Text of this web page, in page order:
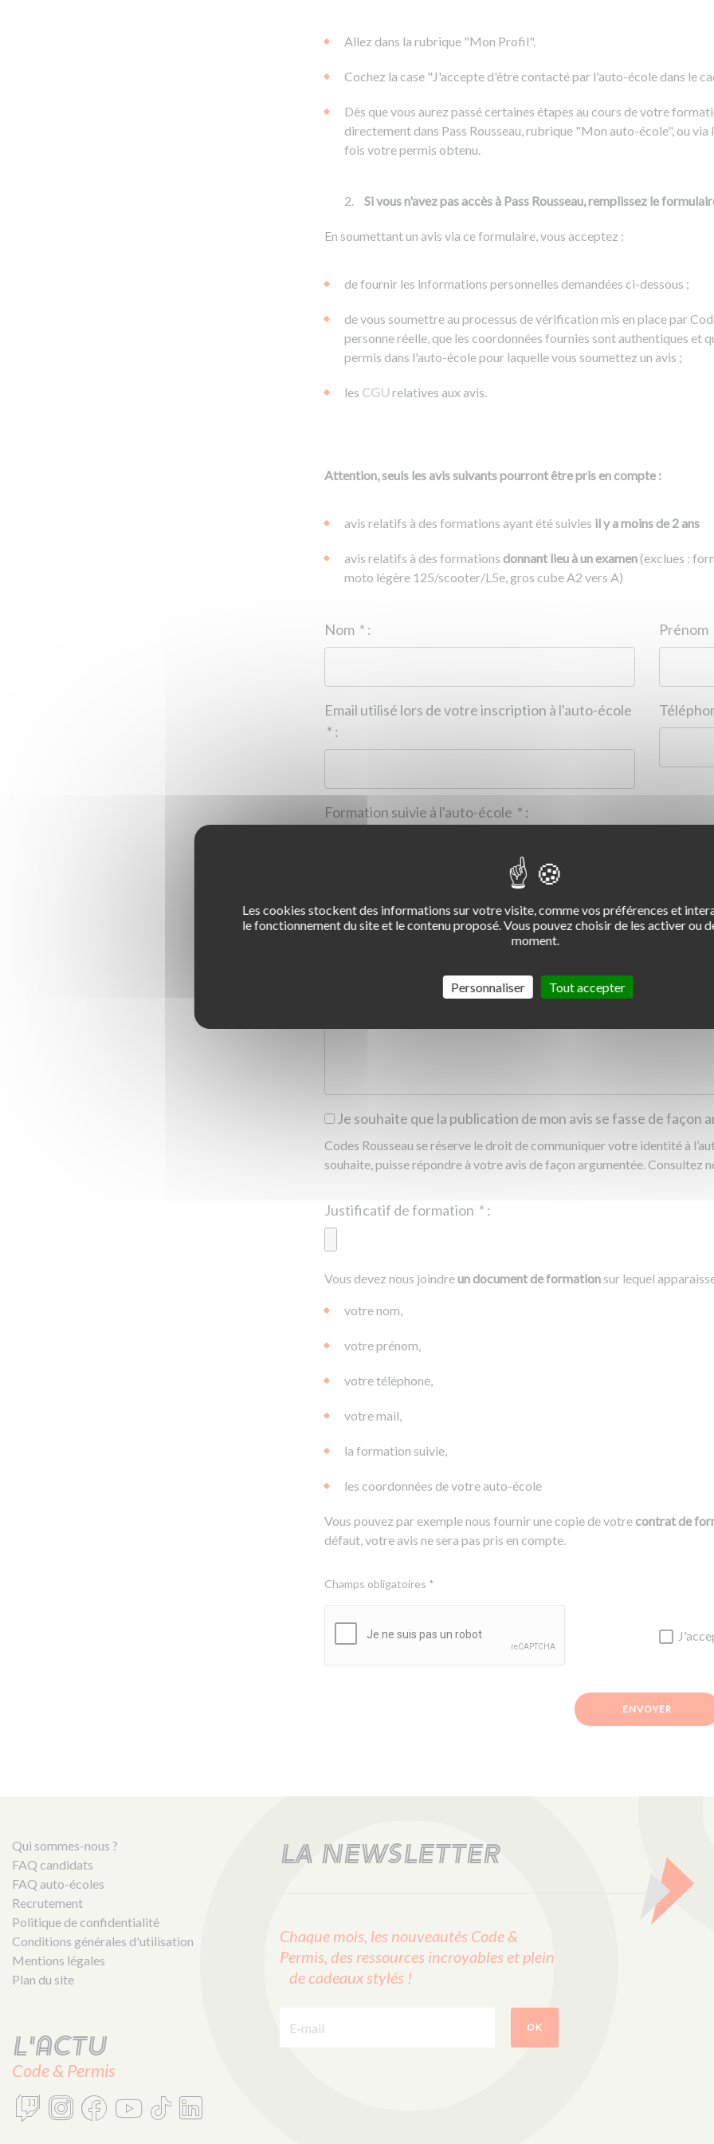
Allez dans la rubrique "Mon Profil".
Cochez la case "J'accepte d'être contacté par l'auto-école dans le
Dès que vous aurez passé certaines étapes au cours de votre
directement dans Pass Rousseau, rubrique "Mon auto-école", ou
fois votre permis obtenu.
Si vous n'avez pas accès à Pass Rousseau, remplissez le
En soumettant un avis via ce formulaire, vous acceptez :
de fournir les informations personnelles demandées ci-dessous ;
de vous soumettre au processus de vérification mis en place par
personne réelle, que les coordonnées fournies sont authentiques et
permis dans l'auto-école pour laquelle vous soumettez un avis ;
les CGUrelatives aux avis.
Attention, seuls les avis suivants pourront être pris en compte :
avis relatifs à des formations ayant été suivies il y a moins de 2 ans
avis relatifs à des formations donnant lieu à un examen(exclues :
moto légère 125/scooter/L5e, gros cube A2 vers A)
* :
Email utilisé lors de votre inscription à l'auto-école
* :
* :
1
2 3 4
Je souhaite que la publication de mon avis se fasse de façon
Codes Rousseau se réserve le droit de communiquer votre identité à
souhaite, puisse répondre à votre avis de façon argumentée. Consultez
* :
||0.00 Ko
Vous devez nous joindreun document de formation sur lequel
votre nom,
votre prénom,
votre téléphone,
votre mail,
la formation suivie,
les coordonnées de votre auto-école
Vous pouvez par exemple nous fournir une copie de votrecontrat de
défaut, votre avis ne sera pas pris en compte.
Champs obligatoires *
ENVOYER
Qui sommes-nous ?
FAQ candidats
FAQ auto-écoles
Recrutement
Politique de confidentialité
Conditions générales d'utilisation
Mentions légales
Plan du site
L'actu
Code & Permis
LA NEWSLETTER
Chaque mois, les nouveautés Code &
Permis, des ressources incroyables et plein
de cadeaux stylés !
OK
Les cookies stockent des informations sur votre visite, comme vos préférences et
le fonctionnement du site et le contenu proposé. Vous pouvez choisir de les activer ou
moment.
Tout accepter
Personnaliser